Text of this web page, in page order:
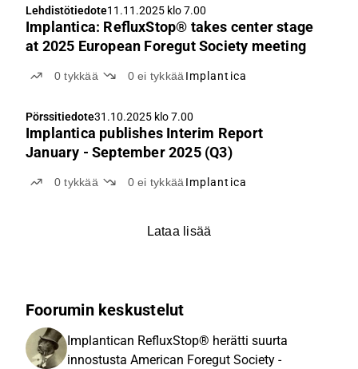
Lehdistötiedote11.11.2025 klo 7.00
Implantica: RefluxStop® takes center stage
at 2025 European Foregut Society meeting
0tykkää 0ei tykkää Implantica
Pörssitiedote31.10.2025 klo 7.00
Implantica publishes Interim Report
January - September 2025 (Q3)
0tykkää 0ei tykkää Implantica
Lataa lisää
Foorumin keskustelut
Implantican RefluxStop® herätti suurta
innostusta American Foregut Society -